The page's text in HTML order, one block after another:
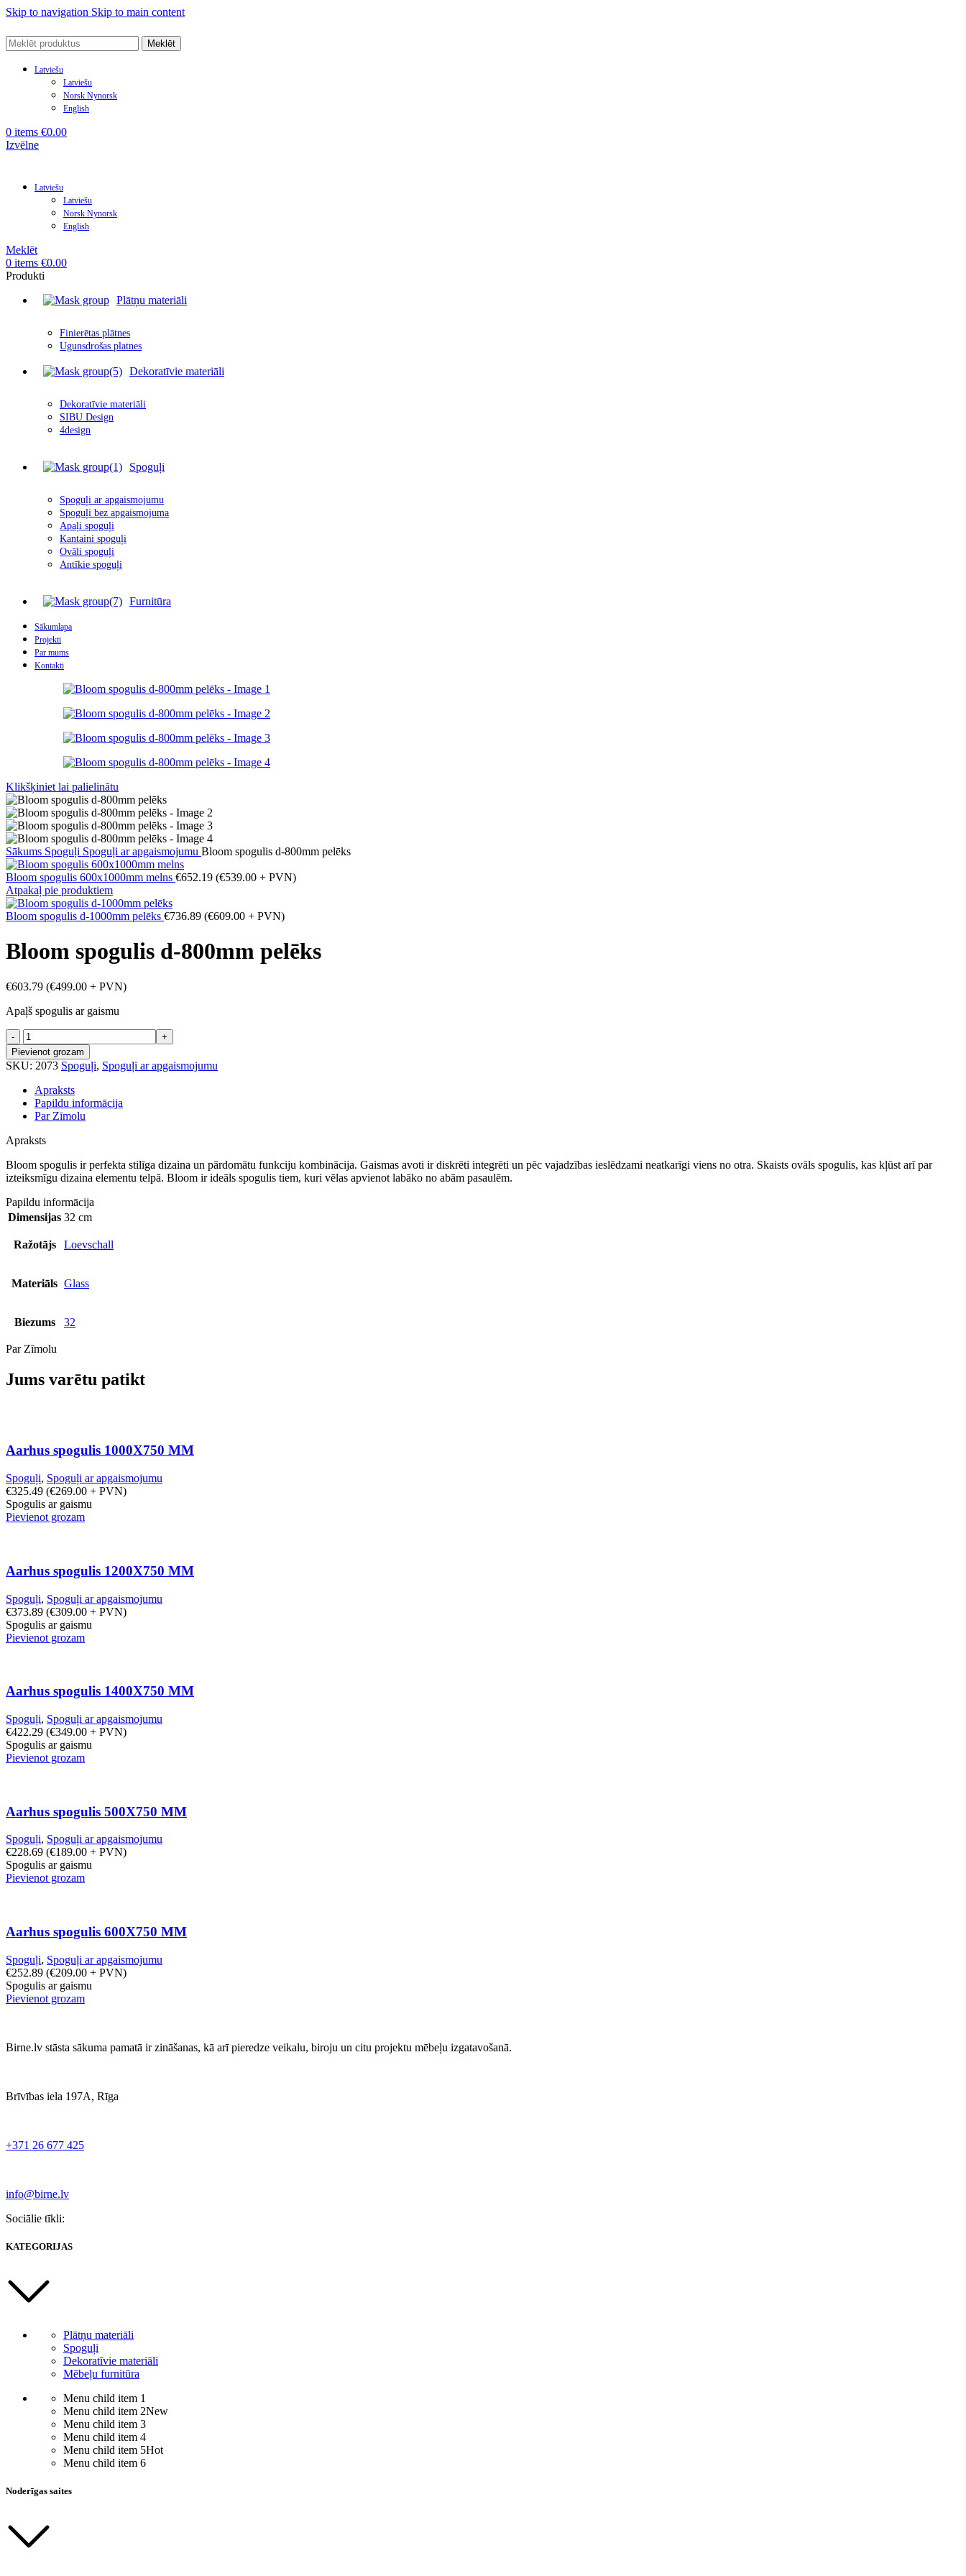
Skip to navigation Skip to main content
Meklēt
Latviešu
Latviešu
Norsk Nynorsk
English
0 items €0.00
Izvēlne
Latviešu
Latviešu
Norsk Nynorsk
English
Meklēt
0 items €0.00
Produkti
Plātņu materiāli
Finierētas plātnes
Ugunsdrošas platnes
Dekoratīvie materiāli
Dekoratīvie materiāli
SIBU Design
4design
Spoguļi
Spoguļi ar apgaismojumu
Spoguļi bez apgaismojuma
Apaļi spoguļi
Kantaini spoguļi
Ovāli spoguļi
Antīkie spoguļi
Furnitūra
Sākumlapa
Projekti
Par mums
Kontakti
Klikšķiniet lai palielinātu
Sākums Spoguļi Spoguļi ar apgaismojumu Bloom spogulis d-800mm pelēks
Bloom spogulis 600x1000mm melns €652.19 (€539.00 + PVN)
Atpakaļ pie produktiem
Bloom spogulis d-1000mm pelēks €736.89 (€609.00 + PVN)
Bloom spogulis d-800mm pelēks
€603.79 (€499.00 + PVN)
Apaļš spogulis ar gaismu
Bloom
spogulis
d-
800mm
pelēks
daudzums
Pievienot grozam
SKU: 2073 Spoguļi, Spoguļi ar apgaismojumu
Apraksts
Papildu informācija
Par Zīmolu
Apraksts
Bloom spogulis ir perfekta stilīga dizaina un pārdomātu funkciju kombinācija. Gaismas avoti ir diskrēti integrēti un pēc vajadzības ieslēdzami neatkarīgi viens no otra. Skaists ovāls spogulis, kas kļūst arī par
izteiksmīgu dizaina elementu telpā. Bloom ir ideāls spogulis tiem, kuri vēlas apvienot labāko no abām pasaulēm.
Papildu informācija
Dimensijas 32 cm
Ražotājs Loevschall
Materiāls Glass
Biezums 32
Par Zīmolu
Jums varētu patikt
Aarhus spogulis 1000X750 MM
Spoguļi, Spoguļi ar apgaismojumu
€325.49 (€269.00 + PVN)
Spogulis ar gaismu
Pievienot grozam
Aarhus spogulis 1200X750 MM
Spoguļi, Spoguļi ar apgaismojumu
€373.89 (€309.00 + PVN)
Spogulis ar gaismu
Pievienot grozam
Aarhus spogulis 1400X750 MM
Spoguļi, Spoguļi ar apgaismojumu
€422.29 (€349.00 + PVN)
Spogulis ar gaismu
Pievienot grozam
Aarhus spogulis 500X750 MM
Spoguļi, Spoguļi ar apgaismojumu
€228.69 (€189.00 + PVN)
Spogulis ar gaismu
Pievienot grozam
Aarhus spogulis 600X750 MM
Spoguļi, Spoguļi ar apgaismojumu
€252.89 (€209.00 + PVN)
Spogulis ar gaismu
Pievienot grozam
Birne.lv stāsta sākuma pamatā ir zināšanas, kā arī pieredze veikalu, biroju un citu projektu mēbeļu izgatavošanā.
Brīvības iela 197A, Rīga
+371 26 677 425
info@birne.lv
Sociālie tīkli:
KATEGORIJAS
Plātņu materiāli
Spoguļi
Dekoratīvie materiāli
Mēbeļu furnitūra
Menu child item 1
Menu child item 2New
Menu child item 3
Menu child item 4
Menu child item 5Hot
Menu child item 6
Noderīgas saites